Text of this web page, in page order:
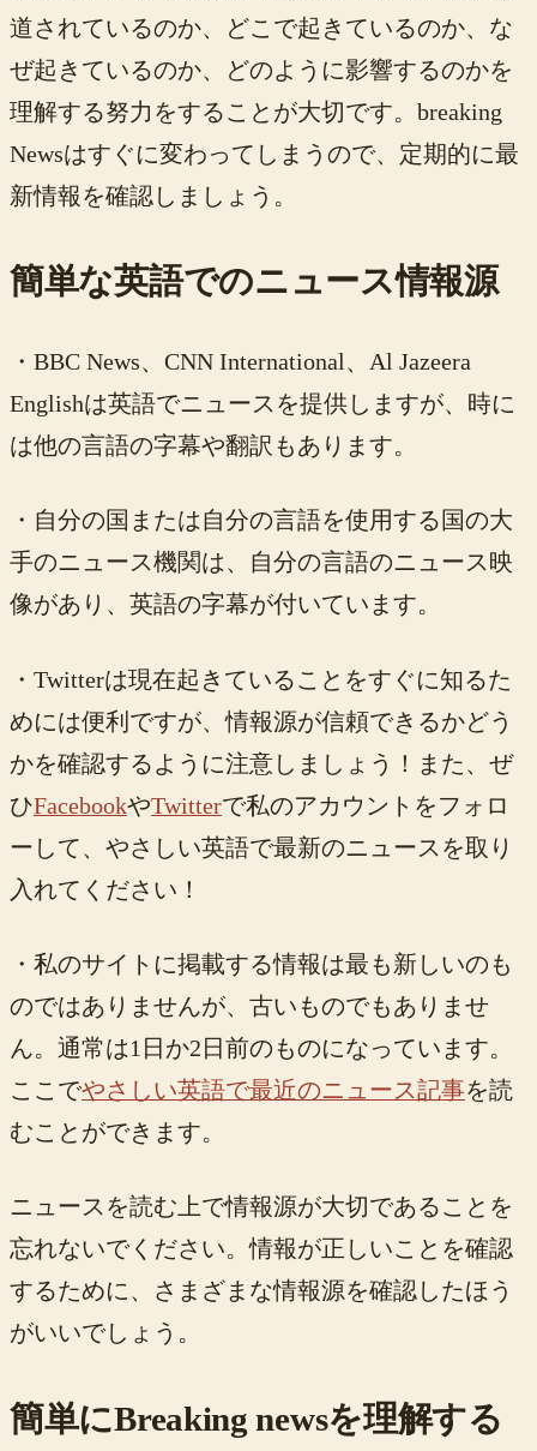
道されているのか、どこで起きているのか、な
ぜ起きているのか、どのように影響するのかを
理解する努力をすることが大切です。breaking
Newsはすぐに変わってしまうので、定期的に最
新情報を確認しましょう。
簡単な英語でのニュース情報源
・BBC News、CNN International、Al Jazeera
Englishは英語でニュースを提供しますが、時に
は他の言語の字幕や翻訳もあります。
・自分の国または自分の言語を使用する国の大
手のニュース機関は、自分の言語のニュース映
像があり、英語の字幕が付いています。
・Twitterは現在起きていることをすぐに知るた
めには便利ですが、情報源が信頼できるかどう
かを確認するように注意しましょう！また、ぜ
ひFacebookやTwitterで私のアカウントをフォロ
ーして、やさしい英語で最新のニュースを取り
入れてください！
・私のサイトに掲載する情報は最も新しいのも
のではありませんが、古いものでもありませ
ん。通常は1日か2日前のものになっています。
ここでやさしい英語で最近のニュース記事を読
むことができます。
ニュースを読む上で情報源が大切であることを
忘れないでください。情報が正しいことを確認
するために、さまざまな情報源を確認したほう
がいいでしょう。
簡単にBreaking newsを理解する